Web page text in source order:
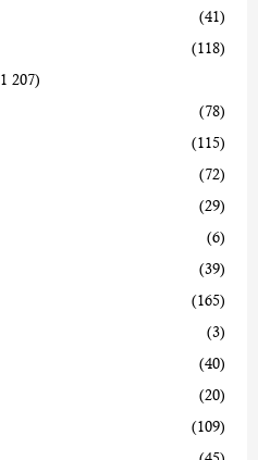
(41)
(118)
207)
(78)
(115)
(72)
(29)
(6)
(39)
(165)
(3)
(40)
(20)
(109)